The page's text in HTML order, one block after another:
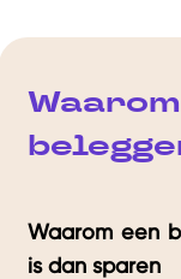
Waarom een
is dan sparen